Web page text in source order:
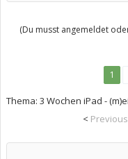
(Du musst angemeldet
1
Thema: 3 Wochen iPad -
<